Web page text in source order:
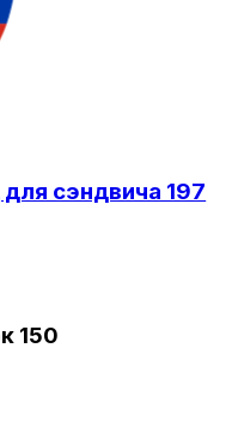
сэндвича 197
150